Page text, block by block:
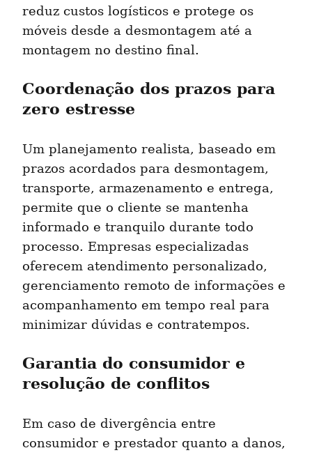
reduz custos logísticos e protege os
móveis desde a desmontagem até a
montagem no destino final.
Coordenação dos prazos para
zero estresse
Um planejamento realista, baseado em
prazos acordados para desmontagem,
transporte, armazenamento e entrega,
permite que o cliente se mantenha
informado e tranquilo durante todo
processo. Empresas especializadas
oferecem atendimento personalizado,
gerenciamento remoto de informações e
acompanhamento em tempo real para
minimizar dúvidas e contratempos.
Garantia do consumidor e
resolução de conflitos
Em caso de divergência entre
consumidor e prestador quanto a danos,